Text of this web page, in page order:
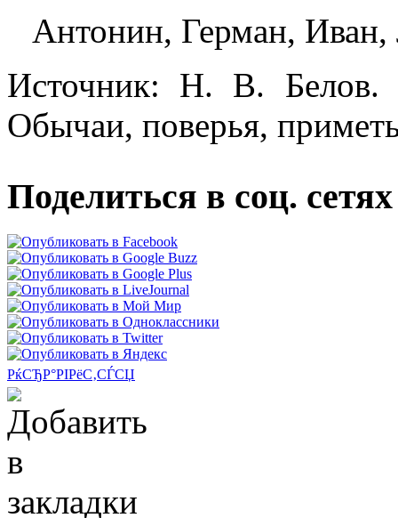
Антонин, Герман,
Источник: Н. В. Белов.
Обычаи, поверья,
Поделиться в соц. сетях
РќСЂР°РІРёС‚СЃСЏ